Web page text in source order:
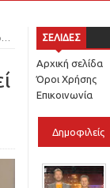
ΣΕΛΙΔΕΣ
Αρχική σελίδα
Όροι Χρήσης
Επικοινωνία
Δημοφιλείς